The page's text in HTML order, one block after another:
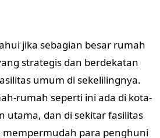
jika sebagian besar rumah
strategis dan berdekatan
umum di sekelilingnya.
rumah seperti ini ada di kota-
utama, dan di sekitar fasilitas
para penghuni